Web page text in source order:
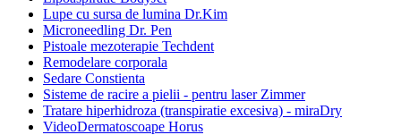
Lupe cu sursa de lumina Dr.Kim
Microneedling Dr. Pen
Pistoale mezoterapie Techdent
Remodelare corporala
Sedare Constienta
Sisteme de racire a pielii - pentru laser Zimmer
Tratare hiperhidroza (transpiratie excesiva) - miraDry
VideoDermatoscoape Horus